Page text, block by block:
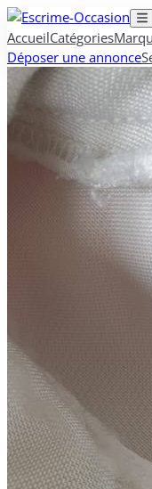
AccueilCatégories
Déposer une annonce